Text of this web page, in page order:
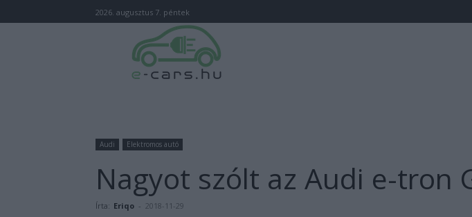
2026. augusztus 7. péntek
Audi Elektromos autó
Nagyot szólt az Audi e-tron
Írta: Eriqo - 2018-11-29